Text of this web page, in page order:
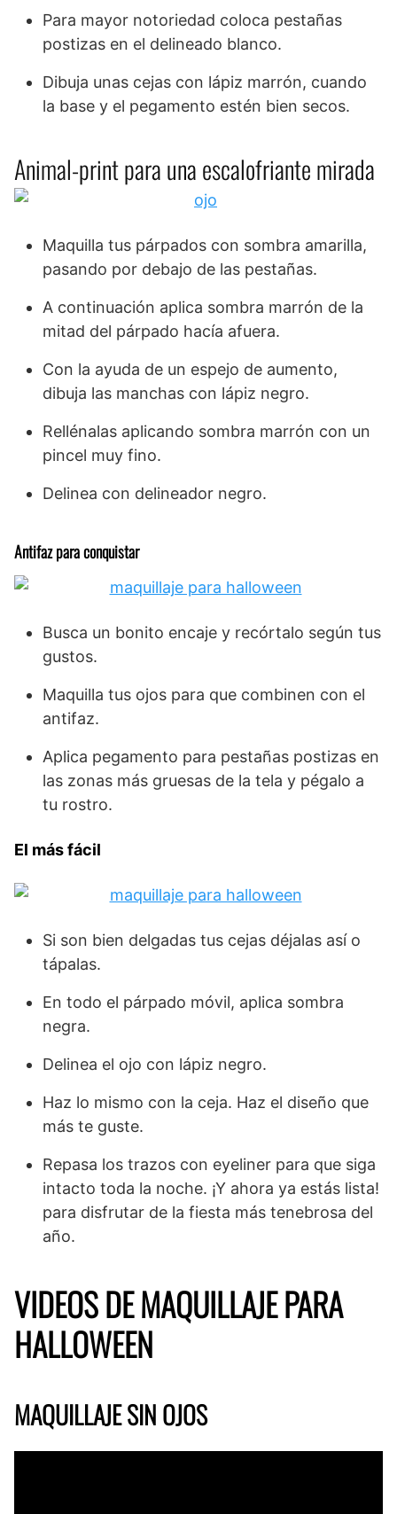
Para mayor notoriedad coloca pestañas
postizas en el delineado blanco.
Dibuja unas cejas con lápiz marrón, cuando
la base y el pegamento estén bien secos.
Animal-print para una escalofriante mirada
Maquilla tus párpados con sombra amarilla,
pasando por debajo de las pestañas.
A continuación aplica sombra marrón de la
mitad del párpado hacía afuera.
Con la ayuda de un espejo de aumento,
dibuja las manchas con lápiz negro.
Rellénalas aplicando sombra marrón con un
pincel muy fino.
Delinea con delineador negro.
Antifaz para conquistar
Busca un bonito encaje y recórtalo según tus
gustos.
Maquilla tus ojos para que combinen con el
antifaz.
Aplica pegamento para pestañas postizas en
las zonas más gruesas de la tela y pégalo a
tu rostro.
El más fácil
Si son bien delgadas tus cejas déjalas así o
tápalas.
En todo el párpado móvil, aplica sombra
negra.
Delinea el ojo con lápiz negro.
Haz lo mismo con la ceja. Haz el diseño que
más te guste.
Repasa los trazos con eyeliner para que siga
intacto toda la noche. ¡Y ahora ya estás lista!
para disfrutar de la fiesta más tenebrosa del
año.
VIDEOS DE MAQUILLAJE PARA
HALLOWEEN
MAQUILLAJE SIN OJOS